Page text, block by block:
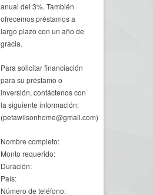
anual del 3%. También
ofrecemos préstamos a
largo plazo con un año de
gracia.
Para solicitar financiación
para su préstamo o
inversión, contáctenos con
la siguiente información:
(petawilsonhome@gmail.com)
Nombre completo:
Monto requerido:
Duración:
País:
Número de teléfono: